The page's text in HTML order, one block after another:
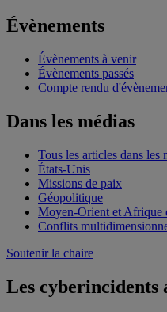
Évènements
Évènements à venir
Évènements passés
Compte rendu
Dans les médias
Tous les articles dans les
États-Unis
Missions de paix
Géopolitique
Moyen-Orient et Afrique
Conflits
Soutenir la chaire
Les cyberincidents